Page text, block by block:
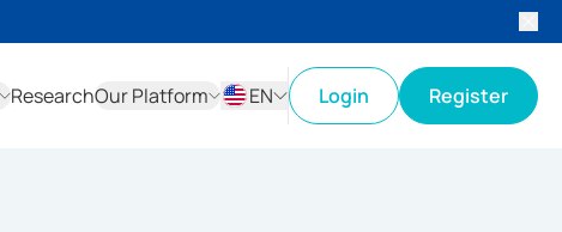
ResearchOur Platform
EN
Login Register